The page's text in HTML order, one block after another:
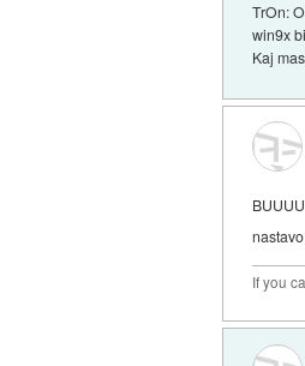
TrOn:
win9x
Kaj
If you